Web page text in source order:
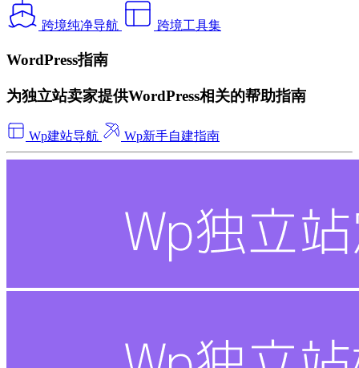
跨境纯净导航 跨境工具集
WordPress指南
为独立站卖家提供WordPress相关的帮助指南
Wp建站导航 Wp新手自建指南